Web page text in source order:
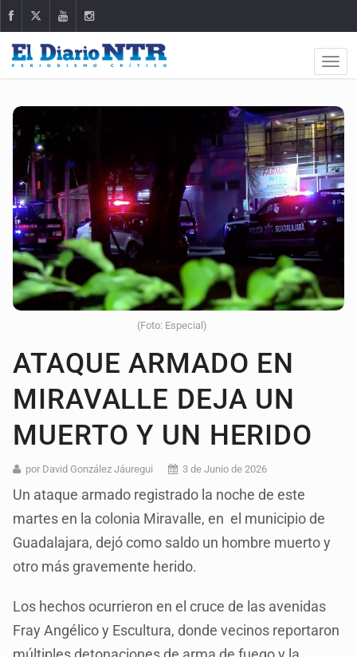
(Foto: Especial)
ATAQUE ARMADO EN
MIRAVALLE DEJA UN
MUERTO Y UN HERIDO
por David González Jáuregui 3 de Junio de 2026
Un ataque armado registrado la noche de este
martes en la colonia Miravalle, en el municipio de
Guadalajara, dejó como saldo un hombre muerto y
otro más gravemente herido.
Los hechos ocurrieron en el cruce de las avenidas
Fray Angélico y Escultura, donde vecinos reportaron